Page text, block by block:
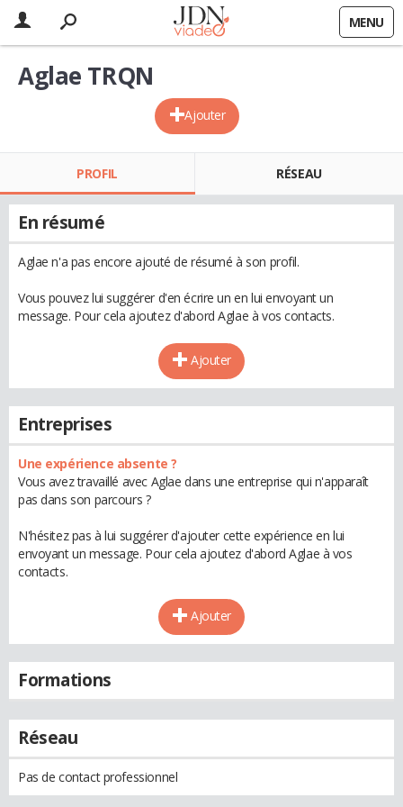
MENU
Ajouter
Aglae TRQN
PROFIL RÉSEAU
En résumé
Aglae n'a pas encore ajouté de résumé à son profil.
Vous pouvez lui suggérer d'en écrire un en lui envoyant un
message. Pour cela ajoutez d'abord Aglae à vos contacts.
Ajouter
Entreprises
Une expérience absente ?
Vous avez travaillé avec Aglae dans une entreprise qui n'apparaît
pas dans son parcours ?
N'hésitez pas à lui suggérer d'ajouter cette expérience en lui
envoyant un message. Pour cela ajoutez d'abord Aglae à vos
contacts.
Ajouter
Formations
Réseau
Pas de contact professionnel